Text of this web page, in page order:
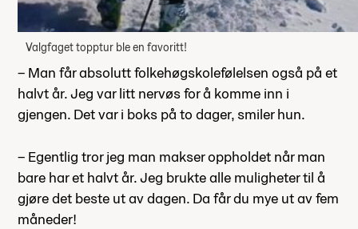
Valgfaget topptur ble en favoritt!
– Man får absolutt folkehøgskolefølelsen også på et
halvt år. Jeg var litt nervøs for å komme inn i
gjengen. Det var i boks på to dager, smiler hun.
– Egentlig tror jeg man makser oppholdet når man
bare har et halvt år. Jeg brukte alle muligheter til å
gjøre det beste ut av dagen. Da får du mye ut av fem
måneder!